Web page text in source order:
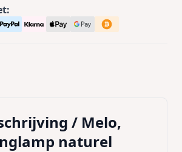
/ Melo,
naturel